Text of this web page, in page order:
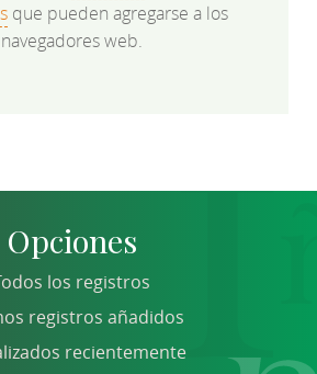
que pueden agregarse a los
navegadores web.
Opciones
los registros
registros añadidos
recientemente